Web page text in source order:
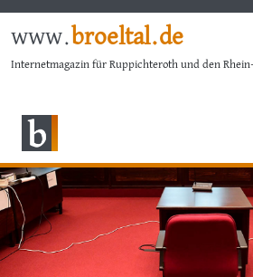
www.broeltal.de
Internetmagazin für Ruppichteroth und den